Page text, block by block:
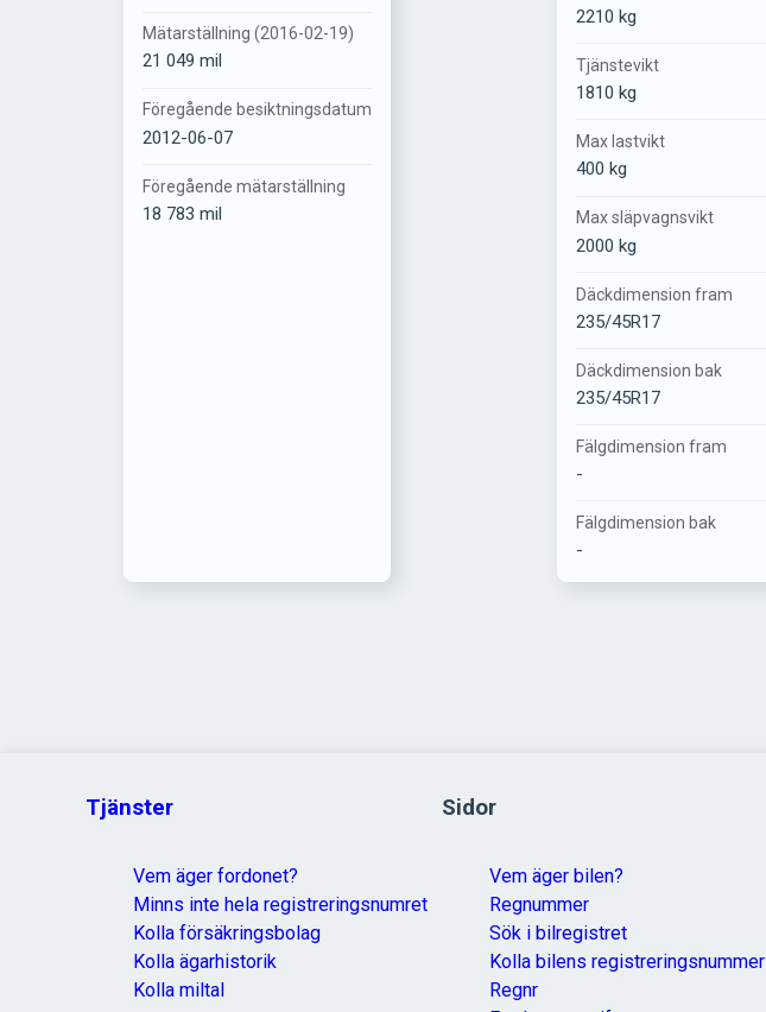
Mätarställning (2016-02-19)
21 049 mil
Föregående besiktningsdatum
2012-06-07
Föregående mätarställning
18 783 mil
2210 kg
Tjänstevikt
1810 kg
Max lastvikt
400 kg
Max släpvagnsvikt
2000 kg
Däckdimension fram
235/45R17
Däckdimension bak
235/45R17
Fälgdimension fram
-
Fälgdimension bak
-
Tjänster
Vem äger fordonet?
Minns inte hela registreringsnumret
Kolla försäkringsbolag
Kolla ägarhistorik
Kolla miltal
Sidor
Vem äger bilen?
Regnummer
Sök i bilregistret
Kolla bilens registreringsnummer
Regnr